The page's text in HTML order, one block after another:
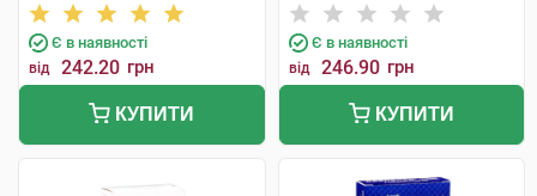
Є в наявності
від 242.20 грн
КУПИТИ
Є в наявності
від 246.90 грн
КУПИТИ